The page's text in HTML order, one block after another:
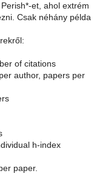
et, ahol extrém
Csak néhány példa
of citations
author, papers per
h-index
paper.